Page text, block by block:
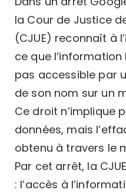
la Cour de Justice
(CJUE) reconnaît à
ce que
pas accessible par
de son nom sur un
Ce droit n’implique
données, mais
obtenu à travers le
Par cet arrêt, la
: l’accès à